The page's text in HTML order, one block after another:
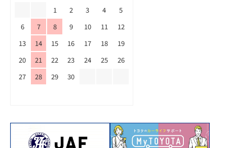
1
2 3 4
5
6
7 8 9 10 11
12
13
14 15 16 17 18
19
20
21 22 23 24 25
26
27
28 29 30